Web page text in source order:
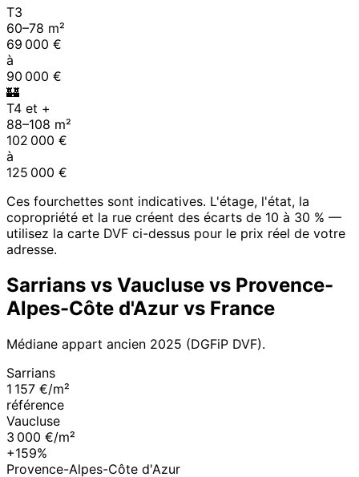
T3
60–78 m²
69 000 €
à
90 000 €
🏰
T4 et +
88–108 m²
102 000 €
à
125 000 €
Ces fourchettes sont indicatives. L'étage, l'état, la
copropriété et la rue créent des écarts de 10 à 30 % —
utilisez la carte DVF ci-dessus pour le prix réel de votre
adresse.
Sarrians vs Vaucluse vs Provence-
Alpes-Côte d'Azur vs France
Médiane appart ancien 2025 (DGFiP DVF).
Sarrians
1 157 €/m²
référence
Vaucluse
3 000 €/m²
+159%
Provence-Alpes-Côte d'Azur